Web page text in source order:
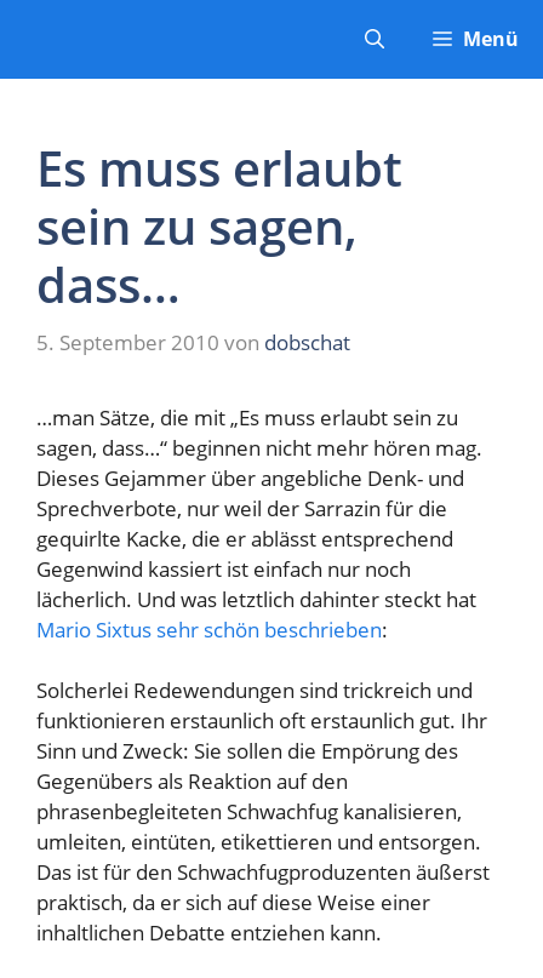
springen
Menü
Es muss erlaubt
sein zu sagen,
dass…
5. September 2010 von dobschat
…man Sätze, die mit „Es muss erlaubt sein zu
sagen, dass…“ beginnen nicht mehr hören mag.
Dieses Gejammer über angebliche Denk- und
Sprechverbote, nur weil der Sarrazin für die
gequirlte Kacke, die er ablässt entsprechend
Gegenwind kassiert ist einfach nur noch
lächerlich. Und was letztlich dahinter steckt hat
Mario Sixtus sehr schön beschrieben:
Solcherlei Redewendungen sind trickreich und
funktionieren erstaunlich oft erstaunlich gut. Ihr
Sinn und Zweck: Sie sollen die Empörung des
Gegenübers als Reaktion auf den
phrasenbegleiteten Schwachfug kanalisieren,
umleiten, eintüten, etikettieren und entsorgen.
Das ist für den Schwachfugproduzenten äußerst
praktisch, da er sich auf diese Weise einer
inhaltlichen Debatte entziehen kann.